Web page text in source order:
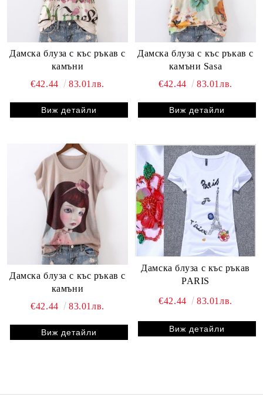
Дамска блуза с къс ръкав с
камъни
€42.44
83.01лв.
Виж детайли
Дамска блуза с къс ръкав с
камъни Sasa
€42.44
83.01лв.
Виж детайли
Дамска блуза с къс ръкав с
камъни
€42.44
83.01лв.
Виж детайли
Дамска блуза с къс ръкав
PARIS
€42.44
83.01лв.
Виж детайли